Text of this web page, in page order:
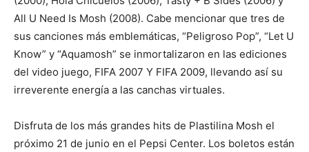
All U Need Is Mosh (2008). Cabe mencionar que tres de
sus canciones más emblemáticas, “Peligroso Pop”, “Let U
Know” y “Aquamosh” se inmortalizaron en las ediciones
del video juego, FIFA 2007 Y FIFA 2009, llevando así su
irreverente energía a las canchas virtuales.
Disfruta de los más grandes hits de Plastilina Mosh el
próximo 21 de junio en el Pepsi Center. Los boletos están